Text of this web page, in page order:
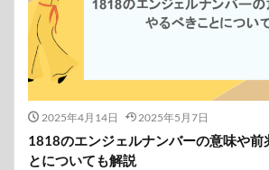
2025年4月14日 2025年5月7日
1818のエンジェルナンバーの意味や前
とについても解説